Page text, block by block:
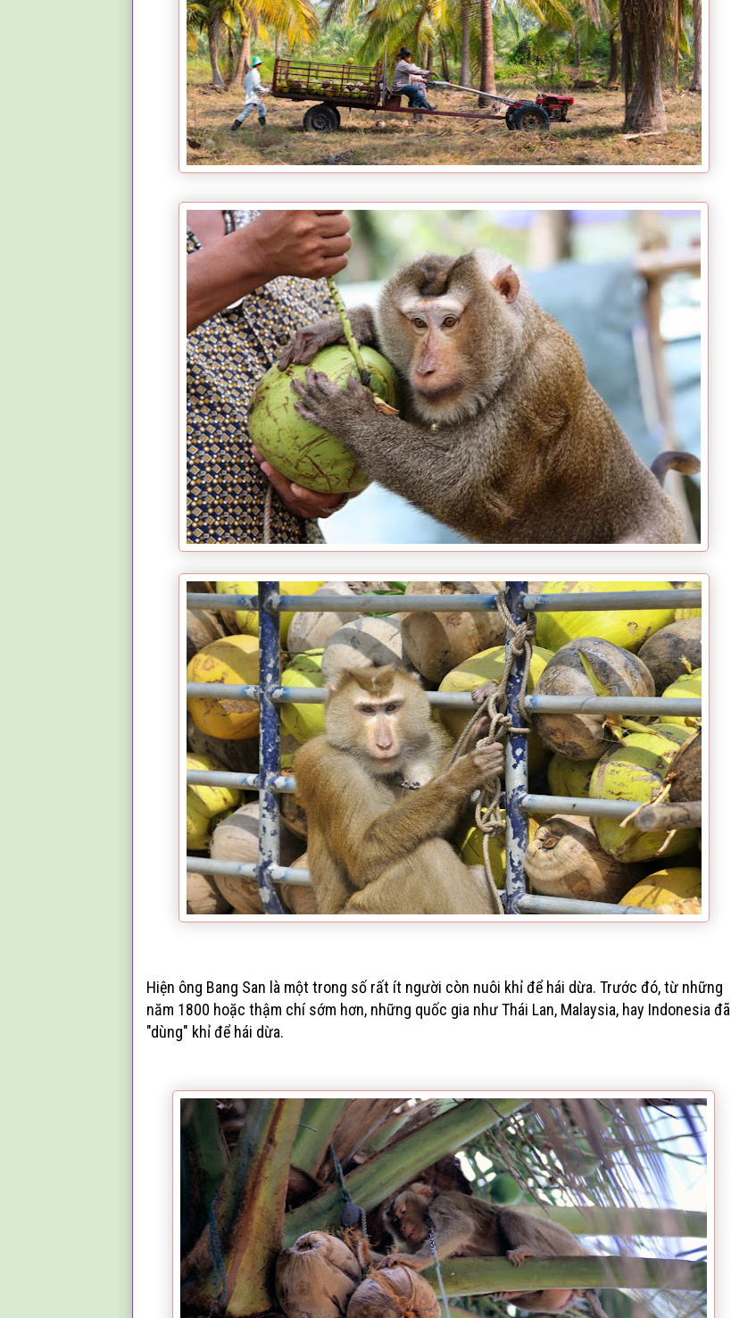
Hiện ông Bang San là một trong số rất ít người còn nuôi khỉ để hái dừa. Trước đó, từ những
năm 1800 hoặc thậm chí sớm hơn, những quốc gia như Thái Lan, Malaysia, hay Indonesia đã
"dùng" khỉ để hái dừa.